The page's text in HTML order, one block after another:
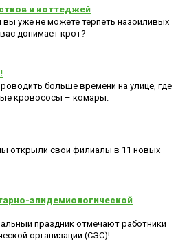
и коттеджей
вы уже не можете терпеть назойливых
донимает крот?
больше времени на улице, где
кровососы – комары.
открыли свои филиалы в 11 новых
эпидемиологической
праздник отмечают работники
организации (СЭС)!